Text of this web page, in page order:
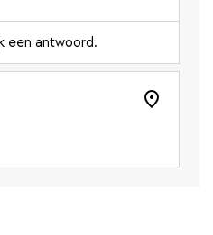
een antwoord.